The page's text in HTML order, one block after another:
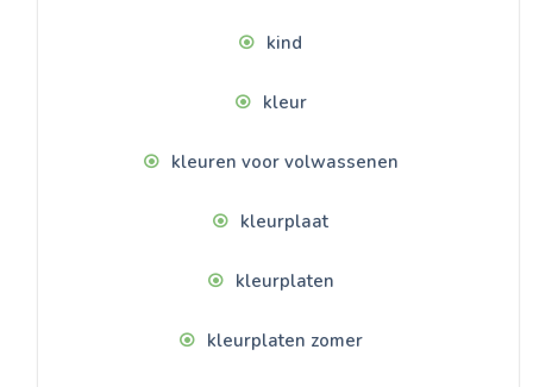
kind
kleur
kleuren voor volwassenen
kleurplaat
kleurplaten
kleurplaten zomer